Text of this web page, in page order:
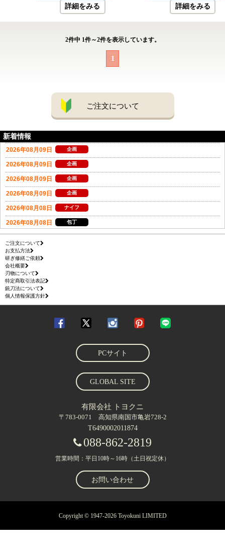
詳細をみる
詳細をみる
2件中 1件～2件を表示しています。
1
ご注文について
新着情報
ご注文について
お支払方法
研ぎ修繕ご依頼
会社概要
刃物について
特定商取引法表記
銃刀法について
個人情報保護方針
PCサイト
GLOBAL SITE
有限会社 トヨクニ
〒783-0071 高知県南国市亀岩728-2
T6490002011874
088-862-2819
営業時間：平日10時～16時（土日祝定休）
お問い合わせ
Copyright © 1947-2026 Toyokuni LIMITED